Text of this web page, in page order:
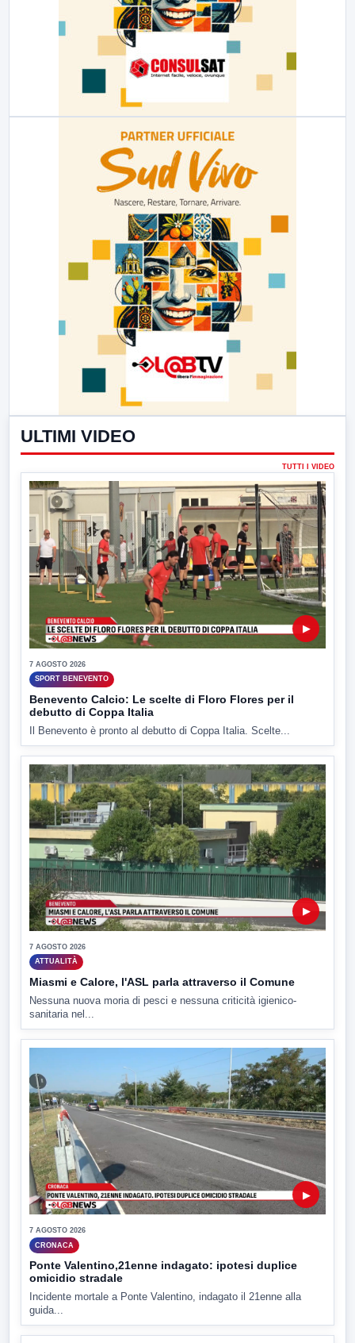
ULTIMI VIDEO
TUTTI I VIDEO
▶
7 AGOSTO 2026
SPORT BENEVENTO
Benevento Calcio: Le scelte di Floro Flores per il
debutto di Coppa Italia
Il Benevento è pronto al debutto di Coppa Italia. Scelte...
▶
7 AGOSTO 2026
ATTUALITÀ
Miasmi e Calore, l'ASL parla attraverso il Comune
Nessuna nuova moria di pesci e nessuna criticità igienico-
sanitaria nel...
▶
7 AGOSTO 2026
CRONACA
Ponte Valentino,21enne indagato: ipotesi duplice
omicidio stradale
Incidente mortale a Ponte Valentino, indagato il 21enne alla
guida...